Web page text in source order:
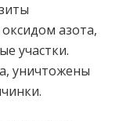
азота,
участки.
уничтожены